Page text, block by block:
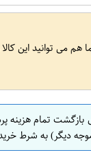
هم می توانید این
بازگشت تمام
دیگر) به شرط